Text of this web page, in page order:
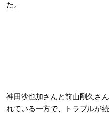
た。
神田沙也加さんと前山剛久さ
れている一方で、トラブルが